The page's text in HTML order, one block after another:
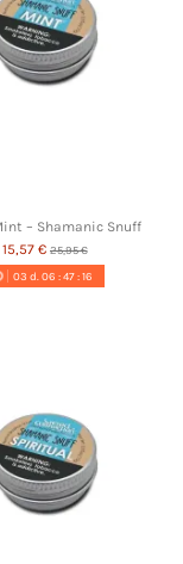
– Shamanic Snuff
15,57 € 25,95 €
03 d. 06 :47:16